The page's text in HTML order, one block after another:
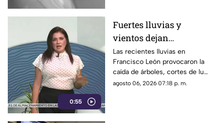
0:55
Fuertes lluvias y
vientos dejan
viviendas dañadas en
Francisco León,
Chiapas
Las recientes lluvias en
Francisco León provocaron la
caída de árboles, cortes de luz
y daños en casas de la
agosto 06, 2026 07:18 p. m.